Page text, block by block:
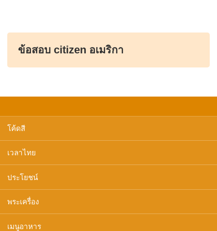
ข้อสอบ citizen อเมริกา
โค้ดสี
เวลาไทย
ประโยชน์
พระเครื่อง
เมนูอาหาร